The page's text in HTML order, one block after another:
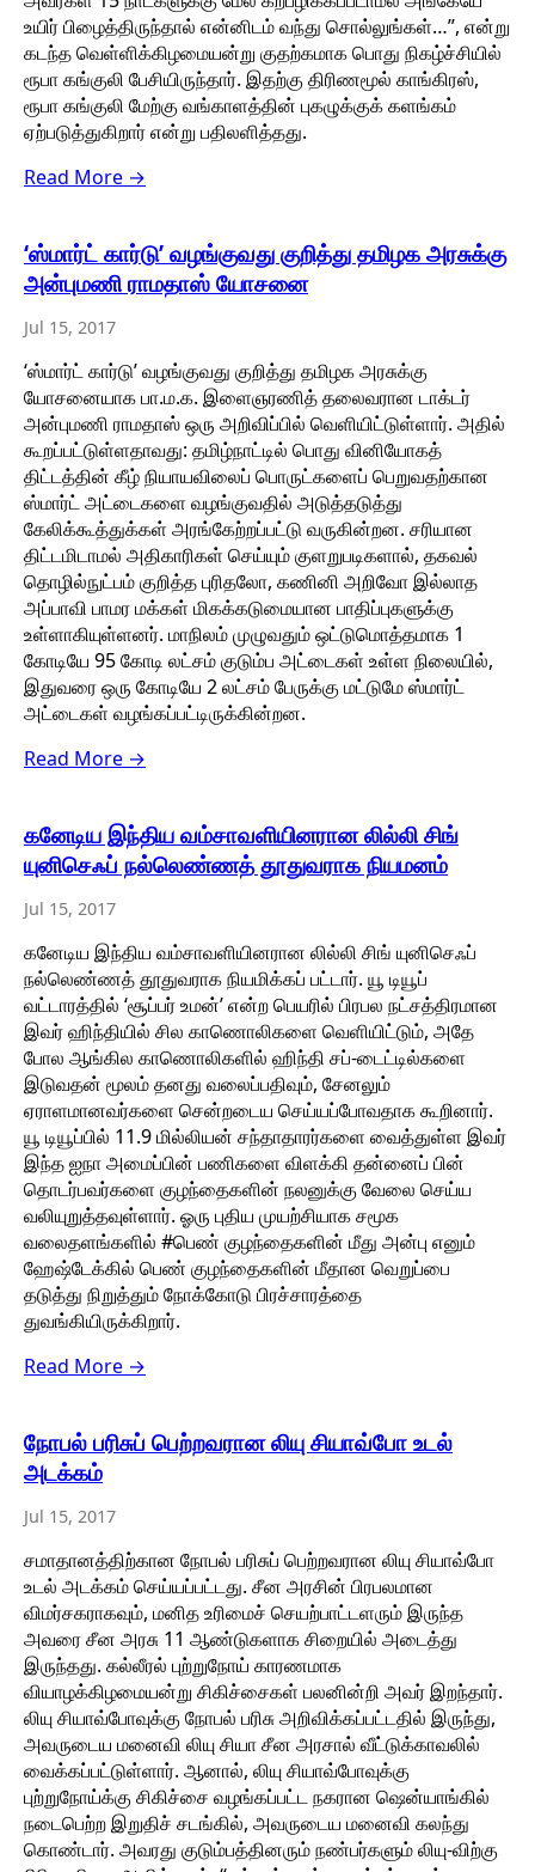
உயிர் பிழைத்திருந்தால் என்னிடம் வந்து சொல்லுங்கள்…”, என்று
கடந்த வெள்ளிக்கிழமையன்று குதற்கமாக பொது நிகழ்ச்சியில்
ரூபா கங்குலி பேசியிருந்தார். இதற்கு திரிணமூல் காங்கிரஸ்,
ரூபா கங்குலி மேற்கு வங்காளத்தின் புகழுக்குக் களங்கம்
ஏற்படுத்துகிறார் என்று பதிலளித்தது.
Read More →
‘ஸ்மார்ட் கார்டு’ வழங்குவது குறித்து தமிழக அரசுக்கு
அன்புமணி ராமதாஸ் யோசனை
Jul 15, 2017
‘ஸ்மார்ட் கார்டு’ வழங்குவது குறித்து தமிழக அரசுக்கு
யோசனையாக பா.ம.க. இளைஞரணித் தலைவரான டாக்டர்
அன்புமணி ராமதாஸ் ஒரு அறிவிப்பில் வெளியிட்டுள்ளார். அதில்
கூறப்பட்டுள்ளதாவது: தமிழ்நாட்டில் பொது வினியோகத்
திட்டத்தின் கீழ் நியாயவிலைப் பொருட்களைப் பெறுவதற்கான
ஸ்மார்ட் அட்டைகளை வழங்குவதில் அடுத்தடுத்து
கேலிக்கூத்துக்கள் அரங்கேற்றப்பட்டு வருகின்றன. சரியான
திட்டமிடாமல் அதிகாரிகள் செய்யும் குளறுபடிகளால், தகவல்
தொழில்நுட்பம் குறித்த புரிதலோ, கணினி அறிவோ இல்லாத
அப்பாவி பாமர மக்கள் மிகக்கடுமையான பாதிப்புகளுக்கு
உள்ளாகியுள்ளனர். மாநிலம் முழுவதும் ஒட்டுமொத்தமாக 1
கோடியே 95 கோடி லட்சம் குடும்ப அட்டைகள் உள்ள நிலையில்,
இதுவரை ஒரு கோடியே 2 லட்சம் பேருக்கு மட்டுமே ஸ்மார்ட்
அட்டைகள் வழங்கப்பட்டிருக்கின்றன.
Read More →
கனேடிய இந்திய வம்சாவளியினரான லில்லி சிங்
யுனிசெஃப் நல்லெண்ணத் தூதுவராக நியமனம்
Jul 15, 2017
கனேடிய இந்திய வம்சாவளியினரான லில்லி சிங் யுனிசெஃப்
நல்லெண்ணத் தூதுவராக நியமிக்கப் பட்டார். யூ டியூப்
வட்டாரத்தில் ‘சூப்பர் உமன்’ என்ற பெயரில் பிரபல நட்சத்திரமான
இவர் ஹிந்தியில் சில காணொலிகளை வெளியிட்டும், அதே
போல ஆங்கில காணொலிகளில் ஹிந்தி சப்-டைட்டில்களை
இடுவதன் மூலம் தனது வலைப்பதிவும், சேனலும்
ஏராளமானவர்களை சென்றடைய செய்யப்போவதாக கூறினார்.
யூ டியூப்பில் 11.9 மில்லியன் சந்தாதாரர்களை வைத்துள்ள இவர்
இந்த ஐநா அமைப்பின் பணிகளை விளக்கி தன்னைப் பின்
தொடர்பவர்களை குழந்தைகளின் நலனுக்கு வேலை செய்ய
வலியுறுத்தவுள்ளார். ஓரு புதிய முயற்சியாக சமூக
வலைதளங்களில் #பெண் குழந்தைகளின் மீது அன்பு எனும்
ஹேஷ்டேக்கில் பெண் குழந்தைகளின் மீதான வெறுப்பை
தடுத்து நிறுத்தும் நோக்கோடு பிரச்சாரத்தை
துவங்கியிருக்கிறார்.
Read More →
நோபல் பரிசுப் பெற்றவரான லியு சியாவ்போ உடல்
அடக்கம்
Jul 15, 2017
சமாதானத்திற்கான நோபல் பரிசுப் பெற்றவரான லியு சியாவ்போ
உடல் அடக்கம் செய்யப்பட்டது. சீன அரசின் பிரபலமான
விமர்சகராகவும், மனித உரிமைச் செயற்பாட்டளரும் இருந்த
அவரை சீன அரசு 11 ஆண்டுகளாக சிறையில் அடைத்து
இருந்தது. கல்லீரல் புற்றுநோய் காரணமாக
வியாழக்கிழமையன்று சிகிச்சைகள் பலனின்றி அவர் இறந்தார்.
லியு சியாவ்போவுக்கு நோபல் பரிசு அறிவிக்கப்பட்டதில் இருந்து,
அவருடைய மனைவி லியு சியா சீன அரசால் வீட்டுக்காவலில்
வைக்கப்பட்டுள்ளார். ஆனால், லியு சியாவ்போவுக்கு
புற்றுநோய்க்கு சிகிச்சை வழங்கப்பட்ட நகரான ஷென்யாங்கில்
நடைபெற்ற இறுதிச் சடங்கில், அவருடைய மனைவி கலந்து
கொண்டார். அவரது குடும்பத்தினரும் நண்பர்களும் லியு-விற்கு